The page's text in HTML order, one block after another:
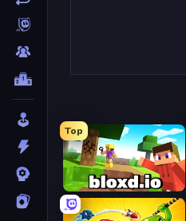
Top
Bloxd.io